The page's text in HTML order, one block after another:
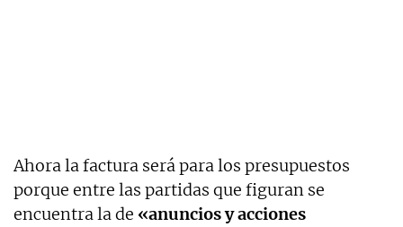
Ahora la factura será para los presupuestos
porque entre las partidas que figuran se
encuentra la de «anuncios y acciones